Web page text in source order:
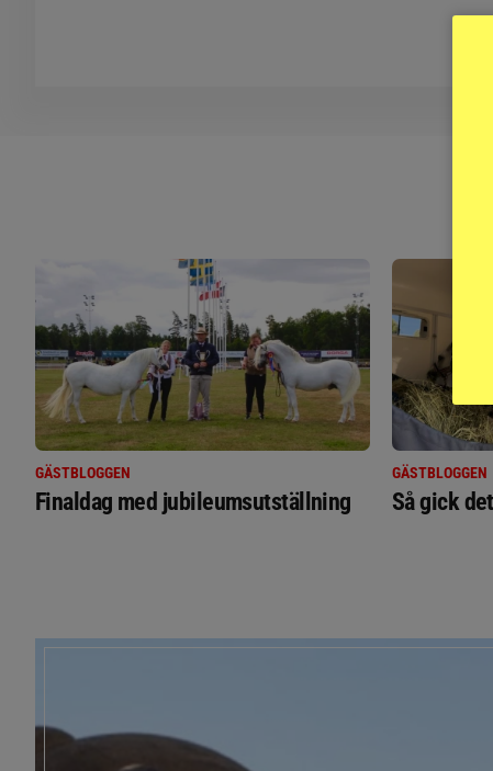
GÄSTBLOGGEN
Finaldag med jubileumsutställning
GÄSTBLOGGEN
Så gick